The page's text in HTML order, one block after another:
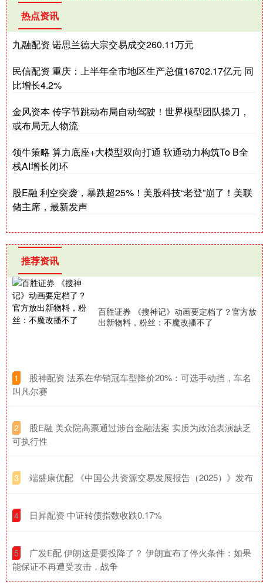
热点资讯
九融配资 诺思兰德大宗交易成交260.11万元
民信配资 重庆：上半年全市地区生产总值16702.17亿元 同
比增长4.2%
金风资本 传字节跳动布局自动驾驶！世界模型团队操刀，
或布局无人物流
领牛策略 算力底座+大模型双向打通 软通动力构筑To B全
栈AI增长闭环
股E融 利空突袭，暴跌超25%！美股科技“老登”崩了！美联
储主席，最新发声
推荐资讯
百胜证券 《搜神记》动画要定档了？官方放
出新物料，粉丝：不魔改播不了
1
​股神配资 法系在华销冠车型降价20%：可选手动挡，车名
叫凡尔赛
2
​股E融 美众院高票通过涉台金融法案 实质为政治表演缺乏
可执行性
3 ​端盛康优配 《中国公共资源交易发展报告（2025）》发布
4 ​日昇配资 中证转债指数收跌0.17%
5
​广发E配 伊朗这是要投降了？ 伊朗宣布了停火条件：如果
能保证不再遭受攻击，战争